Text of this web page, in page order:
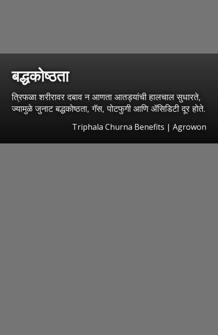
बद्धकोष्ठता
त्रिफळा शरीरावर दबाव न आणता आतड्यांची हालचाल सुधारते,
ज्यामुळे जुनाट बद्धकोष्ठता, गॅस, पोटफुगी आणि ॲसिडिटी दूर होते.
Triphala Churna Benefits | Agrowon